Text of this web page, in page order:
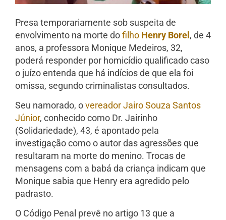
Presa temporariamente sob suspeita de
envolvimento na morte dofilho Henry Borel, de 4
anos, a professora Monique Medeiros, 32,
poderá responder por homicídio qualificado caso
o juízo entenda que há indícios de que ela foi
omissa, segundo criminalistas consultados.
Seu namorado, overeador Jairo Souza Santos
Júnior, conhecido como Dr. Jairinho
(Solidariedade), 43, é apontado pela
investigação como o autor das agressões que
resultaram na morte do menino. Trocas de
mensagens com a babá da criança indicam que
Monique sabia que Henry era agredido pelo
padrasto.
O Código Penal prevê no artigo 13 que a